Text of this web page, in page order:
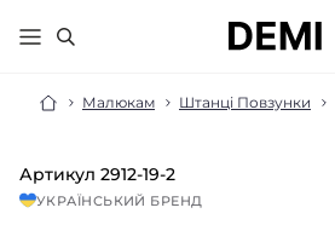
Малюкам Штанці Повзунки
Артикул 2912-19-2
УКРАЇНСЬКИЙ БРЕНД
МАЛЮКАМ